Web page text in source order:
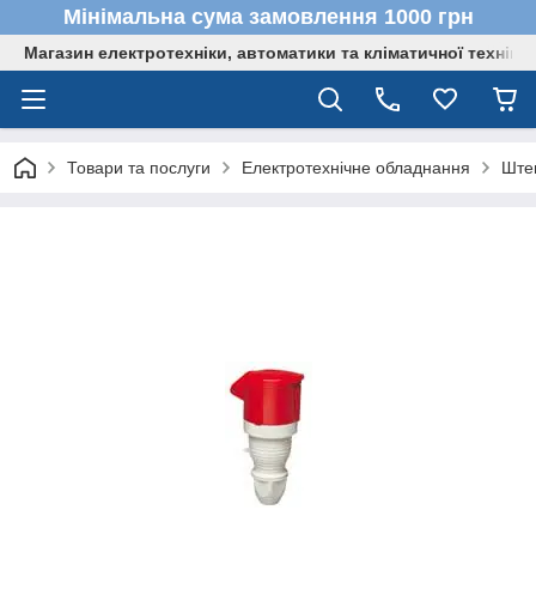
Мінімальна сума замовлення 1000 грн
Магазин електротехніки, автоматики та кліматичної техніки
Товари та послуги Електротехнічне обладнання